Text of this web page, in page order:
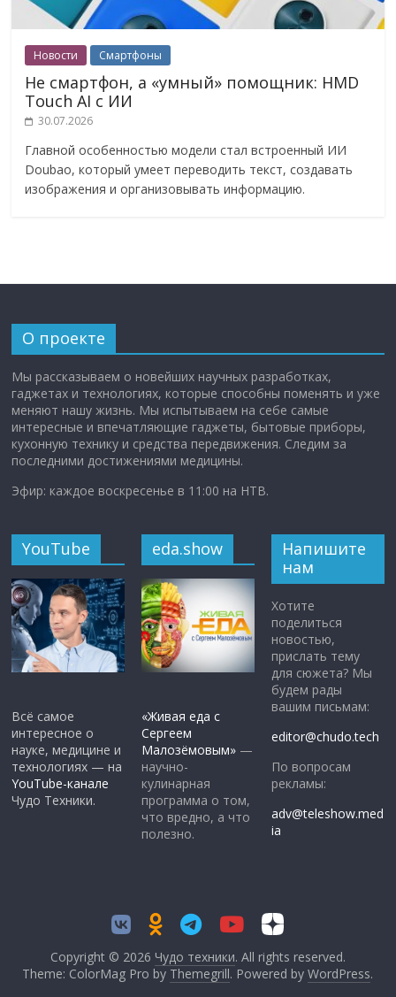
Новости Смартфоны
Не смартфон, а «умный» помощник: HMD
Touch AI с ИИ
30.07.2026
Главной особенностью модели стал встроенный ИИ
Doubao, который умеет переводить текст, создавать
изображения и организовывать информацию.
О проекте
Мы рассказываем о новейших научных разработках,
гаджетах и технологиях, которые способны поменять и уже
меняют нашу жизнь. Мы испытываем на себе самые
интересные и впечатляющие гаджеты, бытовые приборы,
кухонную технику и средства передвижения. Следим за
последними достижениями медицины.
Эфир: каждое воскресенье в 11:00 на НТВ.
YouTube
Всё самое
интересное о
науке, медицине и
технологиях — на
YouTube-канале
Чудо Техники.
eda.show
«Живая еда с
Сергеем
Малозёмовым» —
научно-
кулинарная
программа о том,
что вредно, а что
полезно.
Напишите
нам
Хотите
поделиться
новостью,
прислать тему
для сюжета? Мы
будем рады
вашим письмам:
editor@chudo.tech
По вопросам
рекламы:
adv@teleshow.med
ia
Copyright © 2026 Чудо техники. All rights reserved.
Theme: ColorMag Pro by Themegrill. Powered byWordPress.